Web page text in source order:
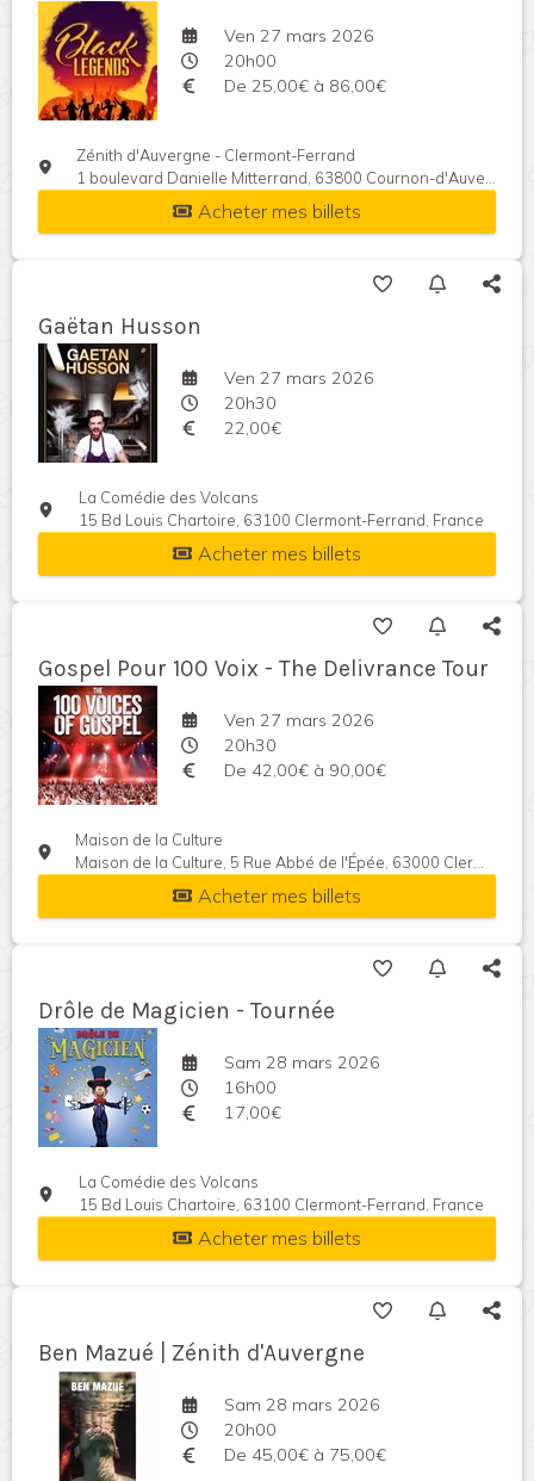
Ven 27 mars 2026
20h00
De 25,00€ à 86,00€
Zénith d'Auvergne - Clermont-Ferrand
1 boulevard Danielle Mitterrand, 63800 Cournon-d'Auvergne, France
Acheter mes billets
Gaëtan Husson
Ven 27 mars 2026
20h30
22,00€
La Comédie des Volcans
15 Bd Louis Chartoire, 63100 Clermont-Ferrand, France
Acheter mes billets
Gospel Pour 100 Voix - The Delivrance Tour
Ven 27 mars 2026
20h30
De 42,00€ à 90,00€
Maison de la Culture
Maison de la Culture, 5 Rue Abbé de l'Épée, 63000 Clermont-Ferrand, France
Acheter mes billets
Drôle de Magicien - Tournée
Sam 28 mars 2026
16h00
17,00€
La Comédie des Volcans
15 Bd Louis Chartoire, 63100 Clermont-Ferrand, France
Acheter mes billets
Ben Mazué | Zénith d'Auvergne
Sam 28 mars 2026
20h00
De 45,00€ à 75,00€